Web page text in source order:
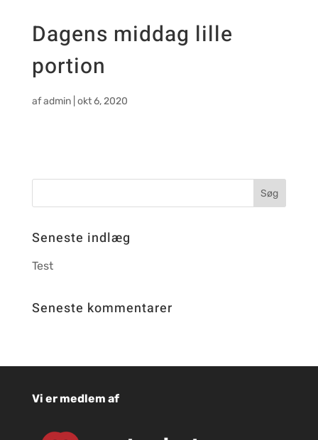
Dagens middag lille
portion
afadmin| okt 6, 2020
Seneste indlæg
Test
Seneste kommentarer
Vi er medlem af